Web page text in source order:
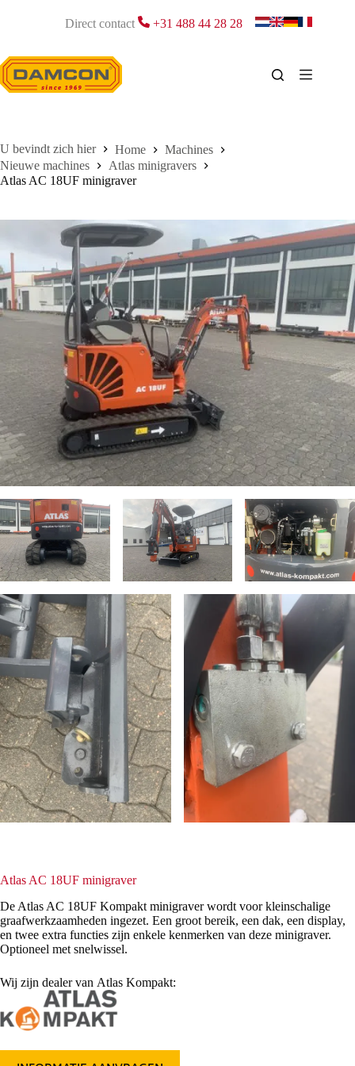
Direct contact +31 488 44 28 28
Home
Machines
Nieuwe machines
Atlas minigravers
Atlas AC 18UF minigraver
Atlas AC 18UF minigraver
De Atlas AC 18UF Kompakt minigraver wordt voor kleinschalige
graafwerkzaamheden ingezet. Een groot bereik, een dak, een display,
en twee extra functies zijn enkele kenmerken van deze minigraver.
Optioneel met snelwissel.
Wij zijn dealer van Atlas Kompakt: